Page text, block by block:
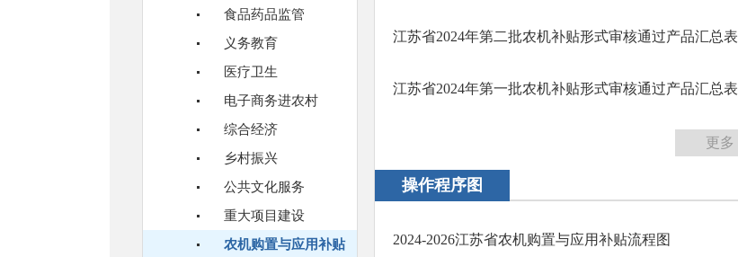
食品药品监管
义务教育
医疗卫生
电子商务进农村
综合经济
乡村振兴
公共文化服务
重大项目建设
农机购置与应用补贴
江苏省2024年第二批农机补贴形式审核通过产品汇总表
江苏省2024年第一批农机补贴形式审核通过产品汇总表
更多
操作程序图
2024-2026江苏省农机购置与应用补贴流程图